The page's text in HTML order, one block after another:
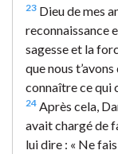
23 Dieu de mes
reconnaissance
sagesse et la
que nous
connaître ce qui
24 Après cela,
avait chargé de
lui dire : « Ne